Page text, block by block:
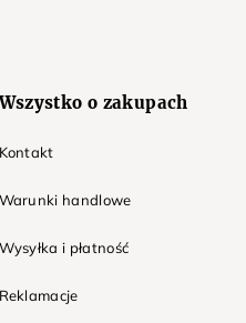
o zakupach
Kontakt
Warunki handlowe
Wysyłka i płatność
Reklamacje